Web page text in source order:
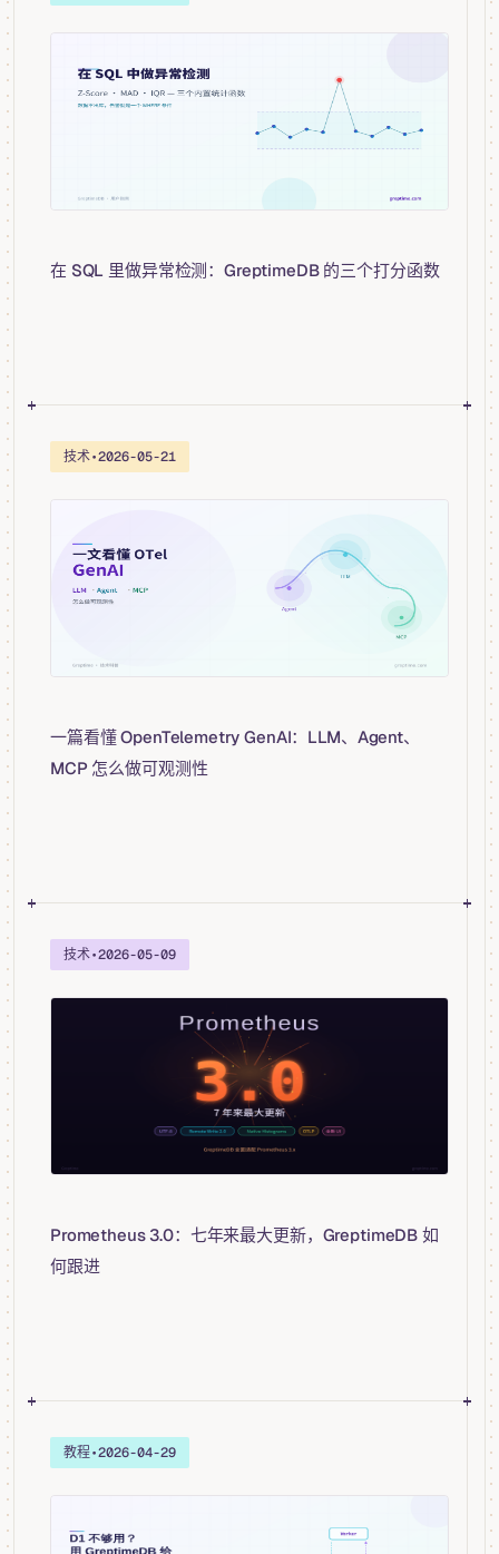
在 SQL 里做异常检测：GreptimeDB 的三个打分函数
技术•2026-05-21
一篇看懂 OpenTelemetry GenAI：LLM、Agent、
MCP 怎么做可观测性
技术•2026-05-09
Prometheus 3.0：七年来最大更新，GreptimeDB 如
何跟进
教程•2026-04-29